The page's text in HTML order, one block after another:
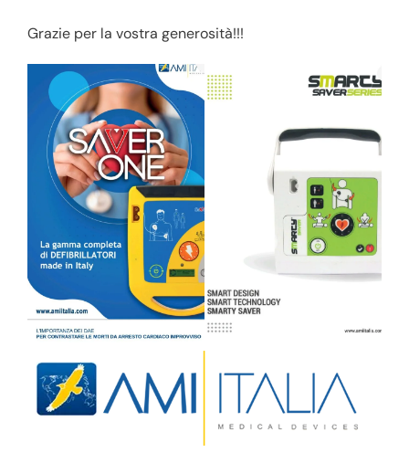
Grazie per la vostra generosità!!!